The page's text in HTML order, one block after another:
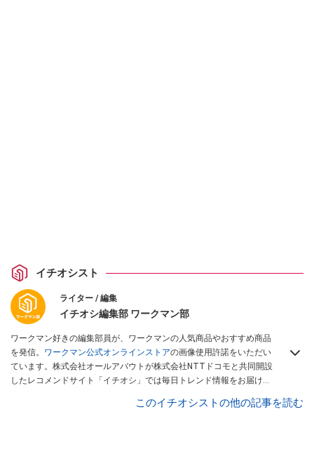
イチオシスト
ライター / 編集
イチオシ編集部 ワークマン部
ワークマン好きの編集部員が、ワークマンの人気商品やおすすめ商品
を発信。 ワークマン公式オンラインストアの画像使用許諾をいただい
ています。株式会社オールアバウトが株式会社NTTドコモと共同開設
したレコメンドサイト「イチオシ」では毎日トレンド情報をお届け。
このイチオシストの他の記事を読む